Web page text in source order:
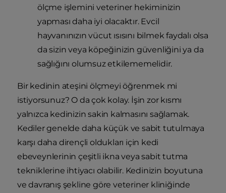
ölçme işlemini veteriner hekiminizin
yapması daha iyi olacaktır. Evcil
hayvanınızın vücut ısısını bilmek faydalı olsa
da sizin veya köpeğinizin güvenliğini ya da
sağlığını olumsuz etkilememelidir.
Bir kedinin ateşini ölçmeyi öğrenmek mi
istiyorsunuz? O da çok kolay. İşin zor kısmı
yalnızca kedinizin sakin kalmasını sağlamak.
Kediler genelde daha küçük ve sabit tutulmaya
karşı daha dirençli oldukları için kedi
ebeveynlerinin çeşitli ikna veya sabit tutma
tekniklerine ihtiyacı olabilir. Kedinizin boyutuna
ve davranış şekline göre veteriner kliniğinde